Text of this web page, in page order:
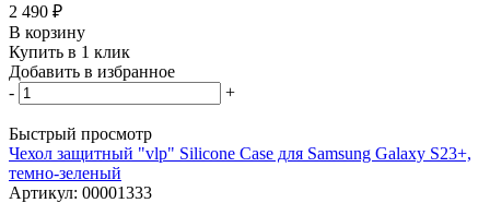
2 490 ₽
В корзину
Купить в 1 клик
Добавить в избранное
-
+
Быстрый просмотр
Чехол защитный "vlp" Silicone Case для Samsung Galaxy S23+,
темно-зеленый
Артикул: 00001333